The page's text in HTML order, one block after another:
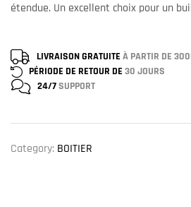
étendue. Un excellent choix pour un
LIVRAISON GRATUITE À PARTIR DE
PÉRIODE DE RETOUR DE 30 JOURS
24/7SUPPORT
Category: BOITIER